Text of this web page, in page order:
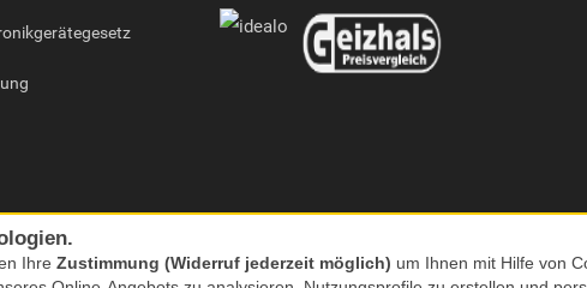
Ihre Zustimmung (Widerruf jederzeit möglich) um Ihnen mit Hilfe von